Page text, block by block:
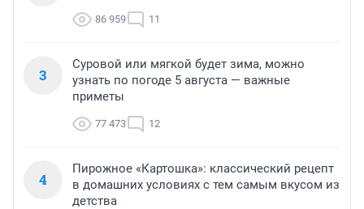
86 959 11
3
Суровой или мягкой будет зима, можно
узнать по погоде 5 августа — важные
приметы
77 473 12
4
Пирожное «Картошка»: классический рецепт
в домашних условиях с тем самым вкусом из
детства